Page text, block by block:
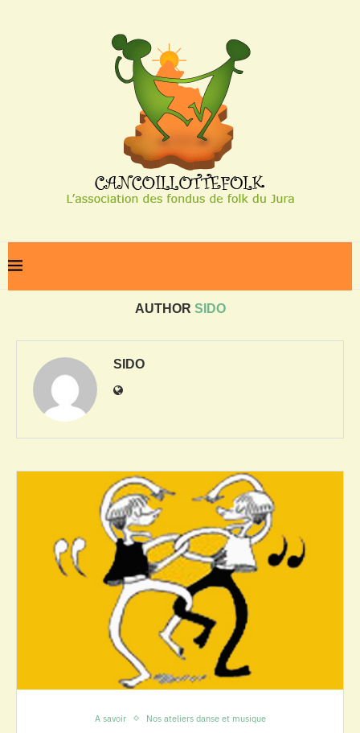
AUTHOR SIDO
SIDO
A savoir Nos ateliers danse et musique